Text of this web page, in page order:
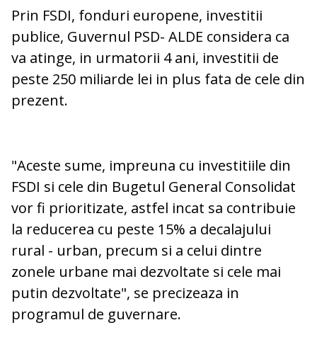
Prin FSDI, fonduri europene, investitii
publice, Guvernul PSD- ALDE considera ca
va atinge, in urmatorii 4 ani, investitii de
peste 250 miliarde lei in plus fata de cele din
prezent.
"Aceste sume, impreuna cu investitiile din
FSDI si cele din Bugetul General Consolidat
vor fi prioritizate, astfel incat sa contribuie
la reducerea cu peste 15% a decalajului
rural - urban, precum si a celui dintre
zonele urbane mai dezvoltate si cele mai
putin dezvoltate", se precizeaza in
programul de guvernare.